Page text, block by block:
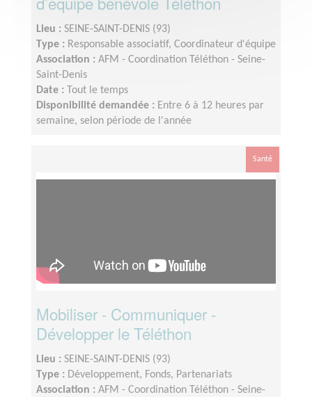
Lieu : SEINE-SAINT-DENIS (93)
Type : Responsable associatif, Coordinateur d'équipe
Association : AFM - Coordination Téléthon - Seine-
Saint-Denis
Date :
Tout le temps
Disponibilité demandée : Entre 6 à 12 heures par
semaine, selon période de l'année
Santé
Mobiliser - Communiquer -
Développer le Téléthon
Lieu : SEINE-SAINT-DENIS (93)
Type : Développement, Fonds, Partenariats
Association : AFM - Coordination Téléthon - Seine-